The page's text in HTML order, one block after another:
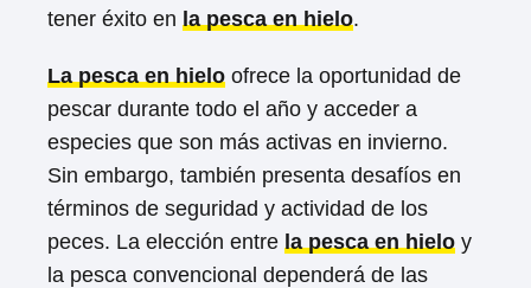
tener éxito en la pesca en hielo.
La pesca en hielo ofrece la oportunidad de
pescar durante todo el año y acceder a
especies que son más activas en invierno.
Sin embargo, también presenta desafíos en
términos de seguridad y actividad de los
peces. La elección entre la pesca en hielo y
la pesca convencional dependerá de las